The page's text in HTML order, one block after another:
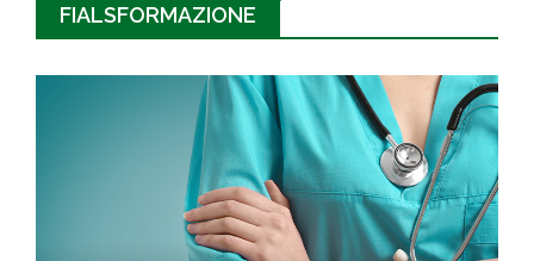
FIALSFORMAZIONE